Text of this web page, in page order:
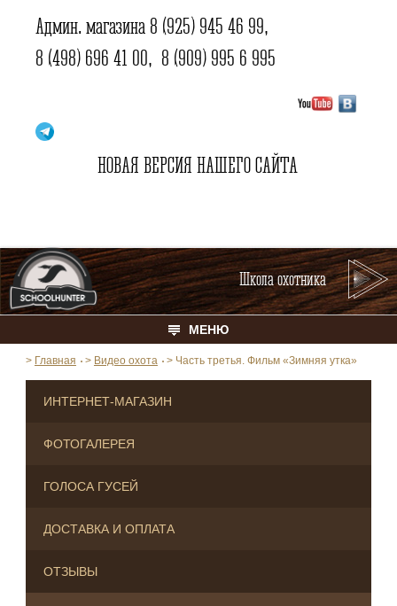
Админ. магазина 8 (925) 945 46 99,
8 (498) 696 41 00, 8 (909) 995 6 995
НОВАЯ ВЕРСИЯ НАШЕГО САЙТА
Школа охотника
МЕНЮ
> Главная > Видео охота > Часть третья. Фильм «Зимняя утка»
ИНТЕРНЕТ-МАГАЗИН
ФОТОГАЛЕРЕЯ
ГОЛОСА ГУСЕЙ
ДОСТАВКА И ОПЛАТА
ОТЗЫВЫ